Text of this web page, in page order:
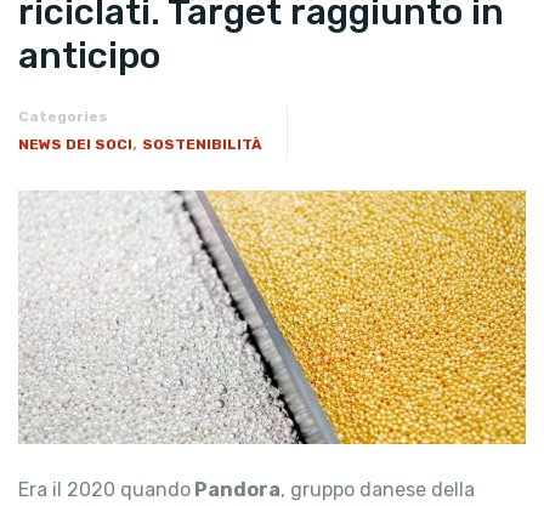
riciclati. Target raggiunto in
anticipo
Categories
NEWS DEI SOCI, SOSTENIBILITÀ
Era il 2020 quando Pandora, gruppo danese della